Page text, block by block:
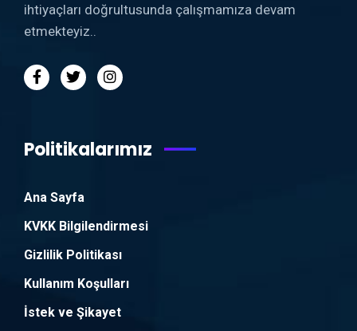
ihtiyaçları doğrultusunda çalışmamıza devam
etmekteyiz..
Politikalarımız
Ana Sayfa
KVKK Bilgilendirmesi
Gizlilik Politikası
Kullanım Koşulları
İstek ve Şikayet